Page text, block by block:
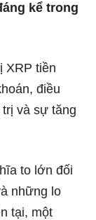
kể trong
XRP tiền
điều
và sự tăng
to lớn đối
những lo
tại, một